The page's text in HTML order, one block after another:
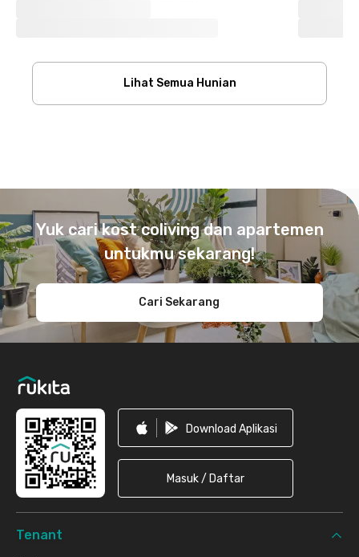
Lihat Semua Hunian
Yuk cari kost coliving dan apartemen
untukmu sekarang!
Cari Sekarang
Download Aplikasi
Masuk / Daftar
Tenant